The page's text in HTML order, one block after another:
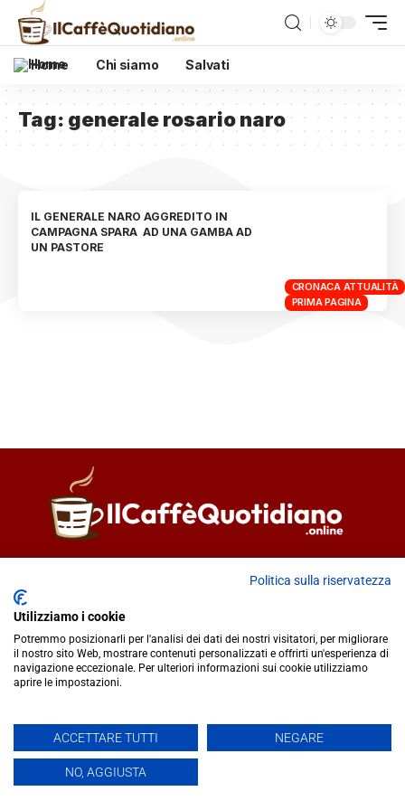
Home Chi siamo Salvati
Tag: generale rosario naro
CRONACA ATTUALITÀ
PRIMA PAGINA
IL GENERALE NARO AGGREDITO IN
CAMPAGNA SPARA AD UNA GAMBA AD
UN PASTORE
redazione@ilcaffequotidiano.online
C.F. 92076900858
Chi siamo
Privacy & Cookie Policy
IlCaffèQuotidiano.online è una testata giornalistica registrata
presso il Tribunale di Caltanissetta n.02/2024 del 17/07/2024 |
Realizzato da
Politica sulla riservatezza
Utilizziamo i cookie
Potremmo posizionarli per l'analisi dei dati dei nostri visitatori, per migliorare
il nostro sito Web, mostrare contenuti personalizzati e offrirti un'esperienza di
navigazione eccezionale. Per ulteriori informazioni sui cookie utilizziamo
aprire le impostazioni.
ACCETTARE TUTTI NEGARE
NO, AGGIUSTA